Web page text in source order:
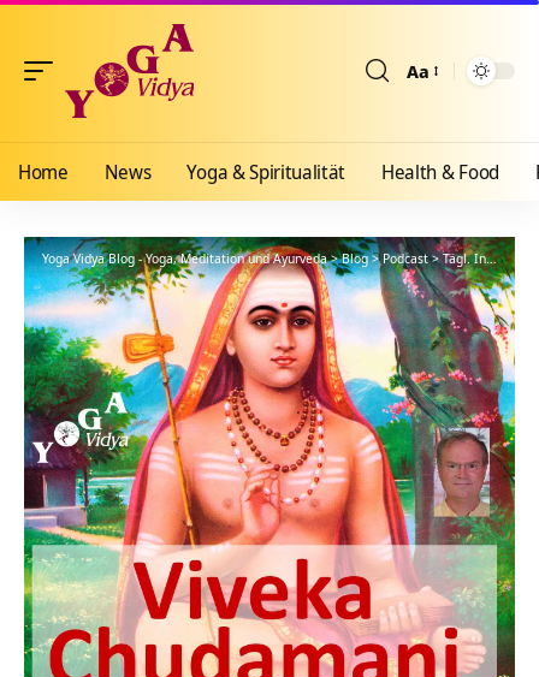
Aa
Home News Yoga & Spiritualität Health & Food
Yoga Vidya Blog - Yoga, Meditation und Ayurveda>Blog>Podcast>Tägl. Inspiration